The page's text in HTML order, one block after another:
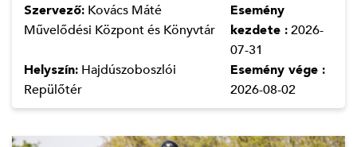
Szervező:Kovács Máté
Művelődési Központ és Könyvtár
Esemény
kezdete :2026-
07-31
Helyszín:Hajdúszoboszlói
Repülőtér
Esemény vége :
2026-08-02